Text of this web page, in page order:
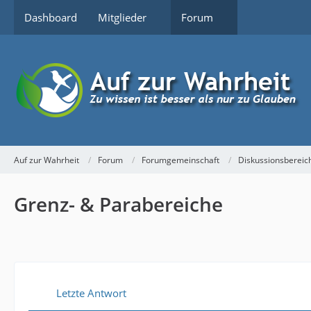
Dashboard Mitglieder Forum
Auf zur Wahrheit Forum Forumgemeinschaft
Grenz- & Parabereiche
Letzte Antwort